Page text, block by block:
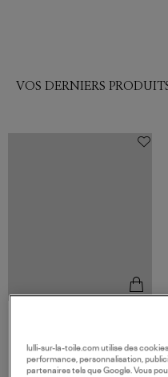
VOS DERNIERS
480,00 €
Champagne
lulli-sur-la-toile.com utilise des
performance, personnalisation,
partenaires tels que Google. Vous